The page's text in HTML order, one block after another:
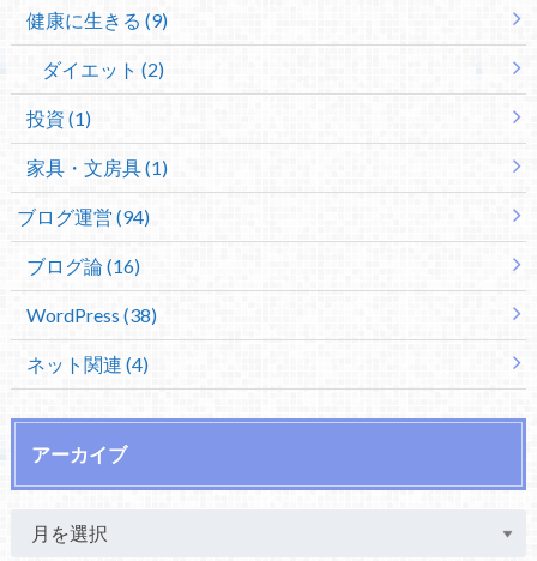
健康に生きる (9)
ダイエット (2)
投資 (1)
家具・文房具 (1)
ブログ運営 (94)
ブログ論 (16)
WordPress (38)
ネット関連 (4)
アーカイブ